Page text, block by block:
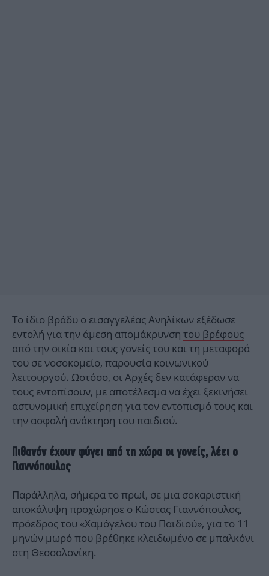
Το ίδιο βράδυ ο εισαγγελέας Ανηλίκων εξέδωσε
εντολή για την άμεση απομάκρυνση του βρέφους
από την οικία και τους γονείς του και τη μεταφορά
του σε νοσοκομείο, παρουσία κοινωνικού
λειτουργού. Ωστόσο, οι Αρχές δεν κατάφεραν να
τους εντοπίσουν, με αποτέλεσμα να έχει ξεκινήσει
αστυνομική επιχείρηση για τον εντοπισμό τους και
την ασφαλή ανάκτηση του παιδιού.
Πιθανόν έχουν φύγει από τη χώρα οι γονείς, λέει ο
Γιαννόπουλος
Παράλληλα, σήμερα το πρωί, σε μια σοκαριστική
αποκάλυψη προχώρησε ο Κώστας Γιαννόπουλος,
πρόεδρος του «Χαμόγελου του Παιδιού», για το 11
μηνών μωρό που βρέθηκε κλειδωμένο σε μπαλκόνι
στη Θεσσαλονίκη.